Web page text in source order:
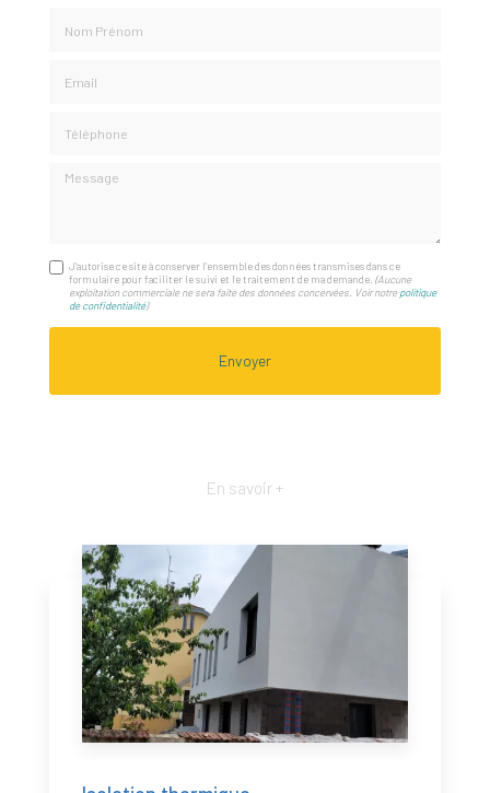
Message
J'autorise ce site à conserver l'ensemble des données transmises dans ce
formulaire pour faciliter le suivi et le traitement de ma demande.(Aucune
exploitation commerciale ne sera faite des données concervées. Voir notrepolitique
de confidentialité)
En savoir +